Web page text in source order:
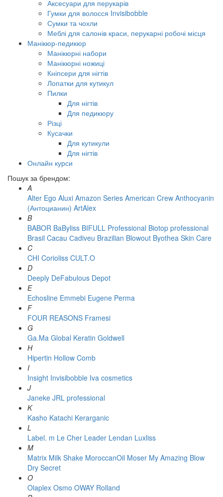
Аксесуари для перукарів
Гумки для волосся Invisibobble
Сумки та чохли
Меблі для салонів краси, перукарні робочі місця
Манікюр-педикюр
Манікюрні набори
Манікюрні ножиці
Кніпсери для нігтів
Лопатки для кутикул
Пилки
Для нігтів
Для педикюру
Різці
Кусачки
Для кутикули
Для нігтів
Онлайн курси
Пошук за брендом:
A
Alter Ego Aluxi Amazon Series American Crew Anthocyanin
(Антоцианин) ArtAlex
B
BABOR BaByliss BIFULL Professional Biotop professional
Brasil Cacau Сadiveu Brazilian Blowout Byothea Skin Care
C
CHI Corioliss CULT.O
D
Deeply DeFabulous Depot
E
Echosline Emmebi Eugene Perma
F
FOUR REASONS Framesi
G
Ga.Ma Global Keratin Goldwell
H
Hipertin Hollow Comb
I
Insight Invisibobble Iva cosmetics
J
Janeke JRL professional
K
Kasho Katachi Kerarganic
L
Label. m Le Cher Leader Lendan Luxliss
M
Matrix Milk Shake MoroccanOil Moser My Amazing Blow
Dry Secret
O
Olaplex Osmo OWAY Rolland